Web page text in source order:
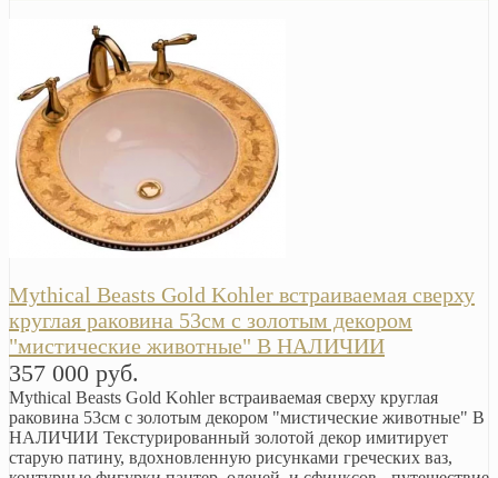
Mythical Beasts Gold Kohler встраиваемая сверху
круглая раковина 53см с золотым декором
"мистические животные" В НАЛИЧИИ
357 000 руб.
Mythical Beasts Gold Kohler встраиваемая сверху круглая
раковина 53см с золотым декором "мистические животные" В
НАЛИЧИИ Текстурированный золотой декор имитирует
старую патину, вдохновленную рисунками греческих ваз,